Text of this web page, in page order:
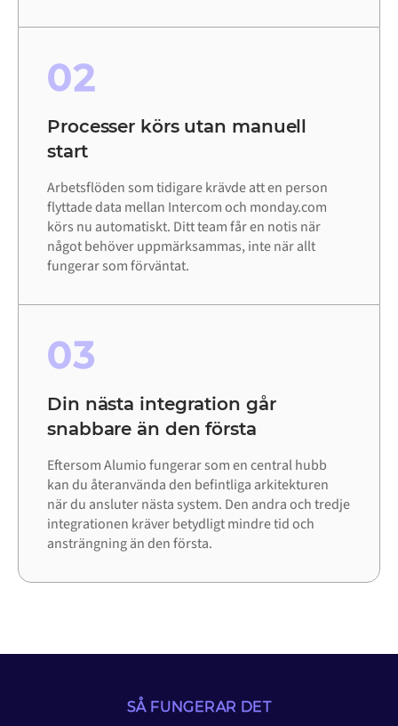
02
Processer körs utan manuell
start
Arbetsflöden som tidigare krävde att en person
flyttade data mellan Intercom och monday.com
körs nu automatiskt. Ditt team får en notis när
något behöver uppmärksammas, inte när allt
fungerar som förväntat.
03
Din nästa integration går
snabbare än den första
Eftersom Alumio fungerar som en central hubb
kan du återanvända den befintliga arkitekturen
när du ansluter nästa system. Den andra och tredje
integrationen kräver betydligt mindre tid och
ansträngning än den första.
SÅ FUNGERAR DET